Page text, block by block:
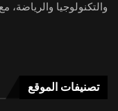
والتكنولوجيا والرياضة،
تصنيفات الموقع